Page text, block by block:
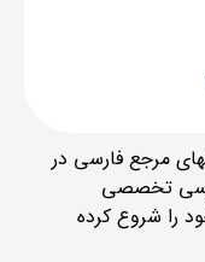
مرجع فارسی در
تخصصی
2020 فعالیت خود را شروع کرده